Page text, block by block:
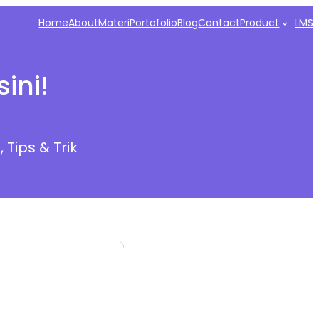
HomeAboutMateriPortofolioBlogContactProduct LMS
, Tips & Trik